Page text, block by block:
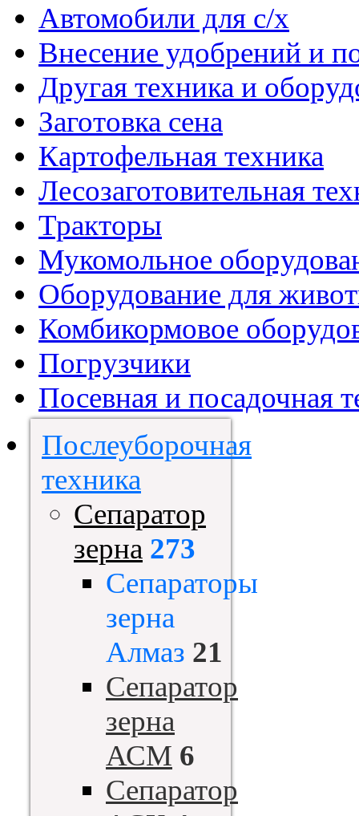
Автомобили для с/х
Внесение удобрений и
Другая техника и
Заготовка сена
Картофельная техника
Лесозаготовительная
Тракторы
Мукомольное
Оборудование для
Комбикормовое
Погрузчики
Посевная и посадочная
Послеуборочная
техника
Сепаратор
зерна 273
Сепараторы
зерна
Алмаз 21
Сепаратор
зерна
АСМ 6
Сепаратор